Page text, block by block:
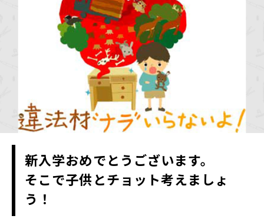
新入学おめでとうございます。
そこで子供とチョット考えましょ
う！